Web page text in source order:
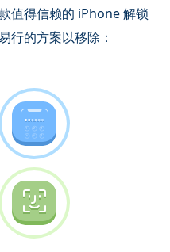
值得信赖的 iPhone 解锁
行的方案以移除：